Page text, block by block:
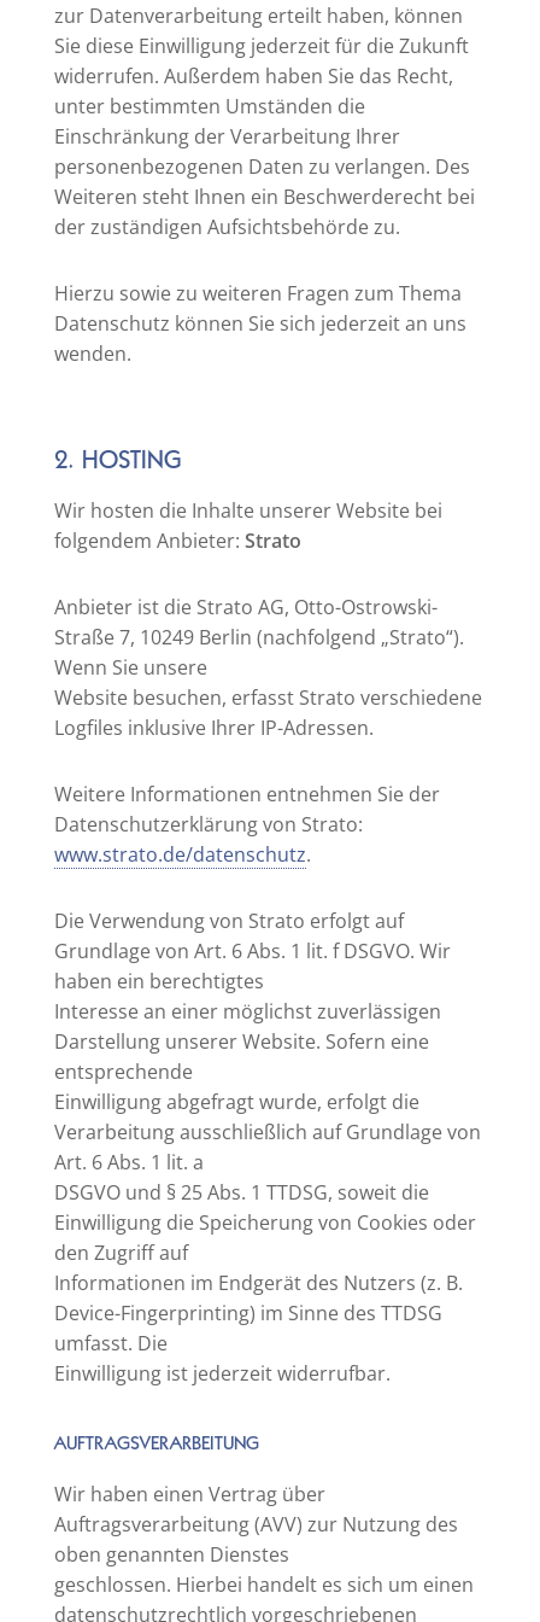
zur Datenverarbeitung erteilt haben, können
Sie diese Einwilligung jederzeit für die Zukunft
widerrufen. Außerdem haben Sie das Recht,
unter bestimmten Umständen die
Einschränkung der Verarbeitung Ihrer
personenbezogenen Daten zu verlangen. Des
Weiteren steht Ihnen ein Beschwerderecht bei
der zuständigen Aufsichtsbehörde zu.
Hierzu sowie zu weiteren Fragen zum Thema
Datenschutz können Sie sich jederzeit an uns
wenden.
2. HOSTING
Wir hosten die Inhalte unserer Website bei
folgendem Anbieter: Strato
Anbieter ist die Strato AG, Otto-Ostrowski-
Straße 7, 10249 Berlin (nachfolgend „Strato“).
Wenn Sie unsere
Website besuchen, erfasst Strato verschiedene
Logfiles inklusive Ihrer IP-Adressen.
Weitere Informationen entnehmen Sie der
Datenschutzerklärung von Strato:
www.strato.de/datenschutz.
Die Verwendung von Strato erfolgt auf
Grundlage von Art. 6 Abs. 1 lit. f DSGVO. Wir
haben ein berechtigtes
Interesse an einer möglichst zuverlässigen
Darstellung unserer Website. Sofern eine
entsprechende
Einwilligung abgefragt wurde, erfolgt die
Verarbeitung ausschließlich auf Grundlage von
Art. 6 Abs. 1 lit. a
DSGVO und § 25 Abs. 1 TTDSG, soweit die
Einwilligung die Speicherung von Cookies oder
den Zugriff auf
Informationen im Endgerät des Nutzers (z. B.
Device-Fingerprinting) im Sinne des TTDSG
umfasst. Die
Einwilligung ist jederzeit widerrufbar.
AUFTRAGSVERARBEITUNG
Wir haben einen Vertrag über
Auftragsverarbeitung (AVV) zur Nutzung des
oben genannten Dienstes
geschlossen. Hierbei handelt es sich um einen
datenschutzrechtlich vorgeschriebenen